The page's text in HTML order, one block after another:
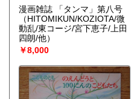
漫画雑誌 「タンマ」第八号
（HITOMIKUN/KOZIOTA/微
動乱/東コージ/宮下恵子/上田
四朗/他）
￥8,000